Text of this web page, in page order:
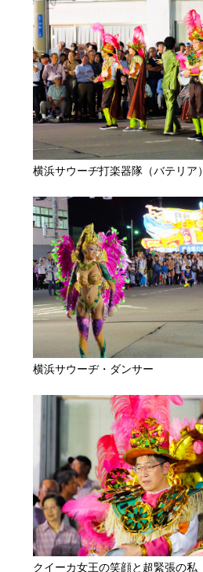
横浜サウーヂ打楽器隊（バテリア）
横浜サウーヂ・ダンサー
クイーカ女王の笑顔と超緊張の私